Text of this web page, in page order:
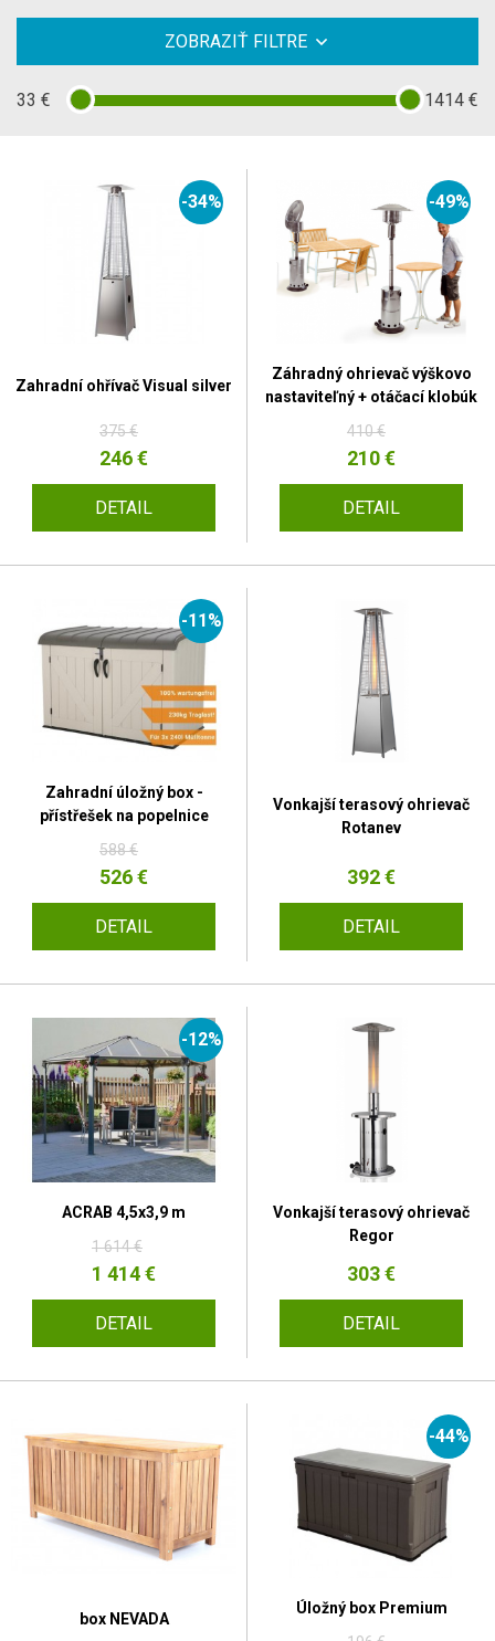
ZOBRAZIŤ FILTRE
33 € 1414 €
-34%
Zahradní ohřívač Visual silver
375 €
246 €
DETAIL
-49%
Záhradný ohrievač výškovo
nastaviteľný + otáčací klobúk
410 €
210 €
DETAIL
-11%
Zahradní úložný box -
přístřešek na popelnice
588 €
526 €
DETAIL
Vonkajší terasový ohrievač
Rotanev
392 €
DETAIL
-12%
ACRAB 4,5x3,9 m
1 614 €
1 414 €
DETAIL
Vonkajší terasový ohrievač
Regor
303 €
DETAIL
box NEVADA
-44%
Úložný box Premium